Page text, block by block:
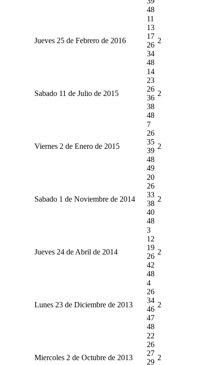
48
Jueves 25 de Febrero de 2016
11
13
17
26
34
48
2
Sabado 11 de Julio de 2015
14
23
26
36
38
48
2
Viernes 2 de Enero de 2015
7
26
35
39
48
49
2
Sabado 1 de Noviembre de 2014
20
26
33
38
40
48
2
Jueves 24 de Abril de 2014
3
12
19
26
42
48
2
Lunes 23 de Diciembre de 2013
4
26
34
46
47
48
2
Miercoles 2 de Octubre de 2013
22
26
27
29
2